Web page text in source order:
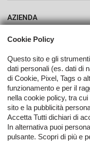
AZIENDA
Contatti
Copyright © 2026 Lattuga
l'informativa sulla privacy -
Cookie Policy
Questo sito e gli
dati personali (es. dati di
di Cookie, Pixel, Tags o
funzionamento e per il
nella cookie policy, tra
sito e la pubblicità
Accetta Tutti dichiari di
In alternativa puoi
pulsante. Scopri di più e